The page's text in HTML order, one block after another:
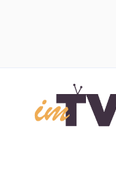
contenuto